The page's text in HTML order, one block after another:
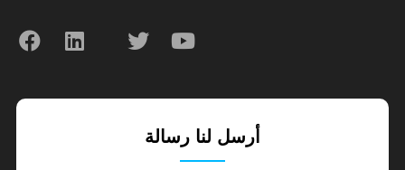
أرسل لنا رسالة